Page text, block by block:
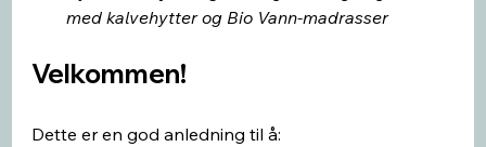
med kalvehytter og Bio Vann-madrasser
Velkommen!
Dette er en god anledning til å: